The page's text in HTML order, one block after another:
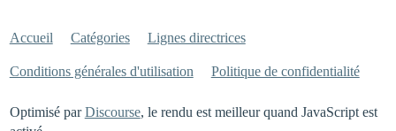
Accueil Catégories Lignes directrices
Conditions générales d'utilisation Politique de confidentialité
Optimisé parDiscourse, le rendu est meilleur quand JavaScript est